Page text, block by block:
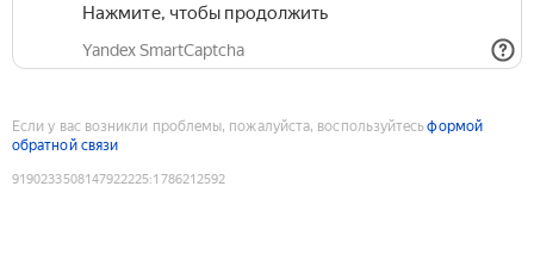
Нажмите, чтобы продолжить
Yandex SmartCaptcha
Если у вас возникли проблемы, пожалуйста, воспользуйтесьформой
обратной связи
9190233508147922225:1786212592